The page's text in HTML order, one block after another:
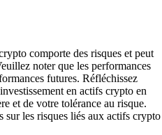
comporte des risques et peut
noter que les performances
futures. Réfléchissez
en actifs crypto en
et de votre tolérance au risque.
sur les risques liés aux actifs crypto